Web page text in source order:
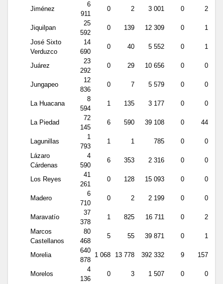
Jiménez
6
911
0 2 3 001 0 2
Jiquilpan
25
592
0 139 12 309 0
1
José Sixto
Verduzco
14
690
0 40 5 552 0 1
Juárez
23
292
0 29 10 656 0 0
Jungapeo
12
836
0 7 5 579 0 0
La Huacana
8
594
1 135 3 177 0 0
La Piedad
72
145
6 590 39 108 0 44
Lagunillas
1
793
1 1 785 0
0
Lázaro
Cárdenas
4
590
6 353 2 316 0 0
Los Reyes
41
261
0 128 15 093 0 0
Madero
6
710
0 2 2 199 0 0
Maravatío
37
378
1 825 16 711 0
2
Marcos
Castellanos
80
468
5 55 39 871 0 1
Morelia
640
878
1 068 13 778 392 332 9 157
Morelos
4
136
0 3 1 507 0 0